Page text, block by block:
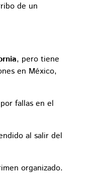
de un
, pero tiene
en México,
fallas en el
al salir del
organizado.